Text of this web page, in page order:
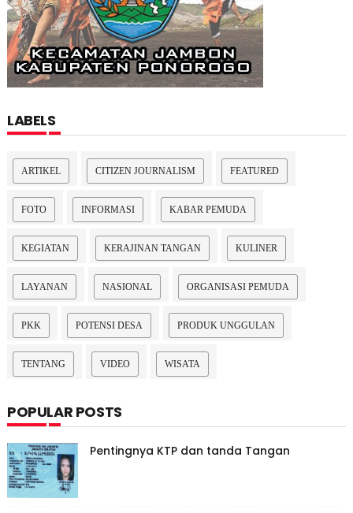
LABELS
ARTIKEL CITIZEN JOURNALISM FEATURED
FOTO INFORMASI KABAR PEMUDA
KEGIATAN KERAJINAN TANGAN KULINER
LAYANAN NASIONAL ORGANISASI PEMUDA
PKK POTENSI DESA PRODUK UNGGULAN
TENTANG VIDEO WISATA
POPULAR POSTS
Pentingnya KTP dan tanda Tangan